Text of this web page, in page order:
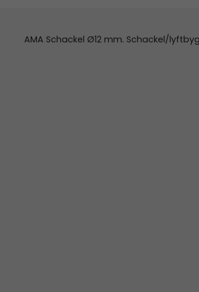
AMA Schackel Ø12 mm. Schackel/